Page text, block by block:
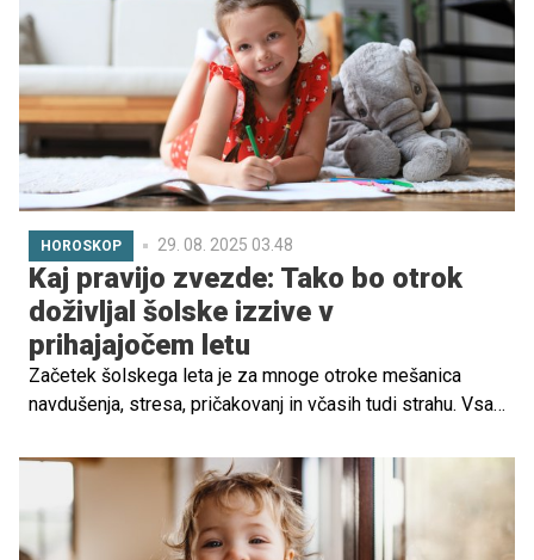
ampak jih hkrati angažirajo, spodbujajo radovednost in jim
dajo občutek, da imajo nadzor nad svojim učnim
procesom. V nadaljevanju so opisane sodobne in
kreativne tehnike učenja, ki jih lahko predlagate svojemu
najstniku.
HOROSKOP 29. 08. 2025 03.48
Kaj pravijo zvezde: Tako bo otrok
doživljal šolske izzive v
prihajajočem letu
Začetek šolskega leta je za mnoge otroke mešanica
navdušenja, stresa, pričakovanj in včasih tudi strahu. Vsak
odzive otrok skozi prizmo horoskopskih znakov. Ne
glede na to, ali verjamemo v astrologijo ali ne, nam lahko
horoskopski znaki pomagajo bolje razumeti, kako se
otroci soočajo s spremembami, novimi izzivi in